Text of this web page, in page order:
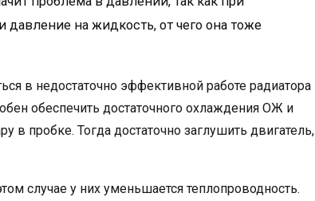
на жидкость, от чего она тоже
в недостаточно эффективной работе радиатора
обеспечить достаточного охлаждения ОЖ и
в пробке. Тогда достаточно заглушить двигатель,
случае у них уменьшается теплопроводность.